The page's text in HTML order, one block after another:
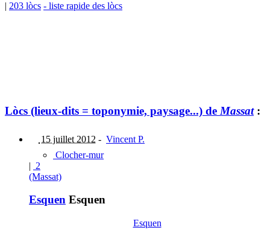
| 203 lòcs - liste rapide des lòcs
Lòcs (lieux-dits = toponymie, paysage...) de Massat:
15 juillet 2012 - Vincent P.
Clocher-mur
| 2
(Massat)
Esquen Esquen
Esquen